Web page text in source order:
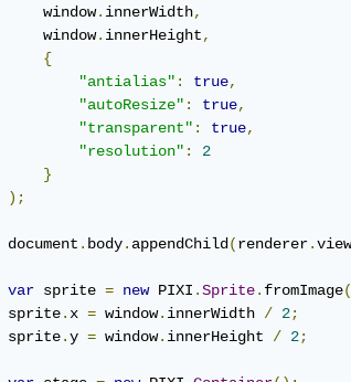
    window
. innerWidth,
    window
. innerHeight,
{
"antialias" : true,
"autoResize" : true,
"transparent" : true,
"resolution" :
2
}
);
document . body. appendChild (renderer.view
var sprite = new PIXI .Sprite. fromImage(
sprite. x = window. innerWidth / 2;
sprite.y = window. innerHeight / 2;